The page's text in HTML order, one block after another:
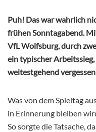
Puh! Das war wahrlich
frühen Sonntagabend.
VfL Wolfsburg, durch
ein typischer
weitestgehend
Was von dem Spieltag
in Erinnerung bleiben
So sorgte die Tatsache,